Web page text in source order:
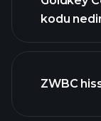
kodu
ZWBC